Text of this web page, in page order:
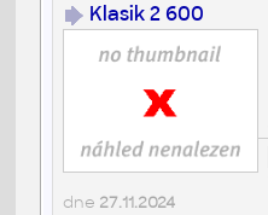
Klasik 2 600
dne 27.11.2024